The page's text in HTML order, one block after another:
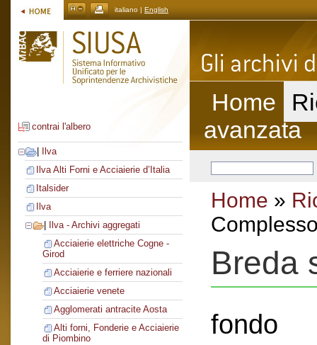
italiano | English
contrai l'albero
Ilva
Ilva Alti Forni e Acciaierie d’Italia
Italsider
Ilva
Ilva - Archivi aggregati
Acciaierie elettriche Cogne -
Girod
Acciaierie e ferriere nazionali
Acciaierie venete
Agglomerati antracite Aosta
Alti forni, Fonderie e Acciaierie
di Piombino
Home
avanzata
Home »
Breda
fondo